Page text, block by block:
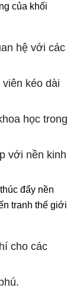
của khối
hệ với các
kéo dài
học trong
với nền kinh
đẩy nền
tranh thế giới
cho các